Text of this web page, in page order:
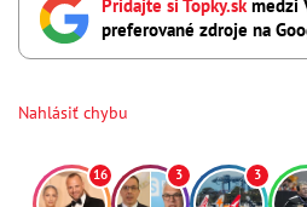
Pridajte si Topky.skmedzi
preferované zdroje na
Nahlásiť chybu
16 3 3